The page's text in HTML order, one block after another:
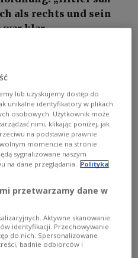
als rechts und sein
war klar
der Autor Dr. Rainer

lub uzyskujemy dostęp do
unikalne identyfikatory w plikach
osobowych. Użytkownik może
nimi, klikając poniżej, jak
na podstawie prawnie
momencie na stronie
sygnalizowane naszym
na dane przeglądania.
Polityka
przetwarzamy dane w
Aktywne skanowanie
identyfikacji. Przechowywanie
do nich. Spersonalizowane
badnie odbiorców i